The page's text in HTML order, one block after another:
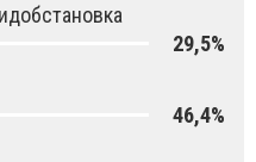
29,5%
46,4%